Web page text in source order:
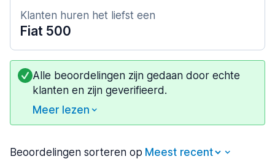
Klanten huren het liefst een
Fiat 500
Alle beoordelingen zijn gedaan door echte
klanten en zijn geverifieerd.
Meer lezen
Beoordelingen sorteren op